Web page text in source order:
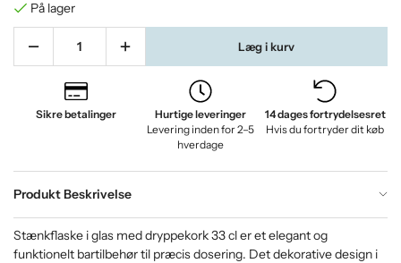
På lager
Læg i kurv
Sikre betalinger
Hurtige leveringer
Levering inden for 2–5
hverdage
14 dages fortrydelsesret
Hvis du fortryder dit køb
Produkt Beskrivelse
Stænkflaske i glas med dryppekork 33 cl er et elegant og
funktionelt bartilbehør til præcis dosering. Det dekorative design i